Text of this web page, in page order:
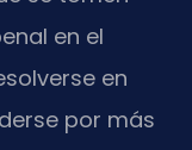
en el
en
por más